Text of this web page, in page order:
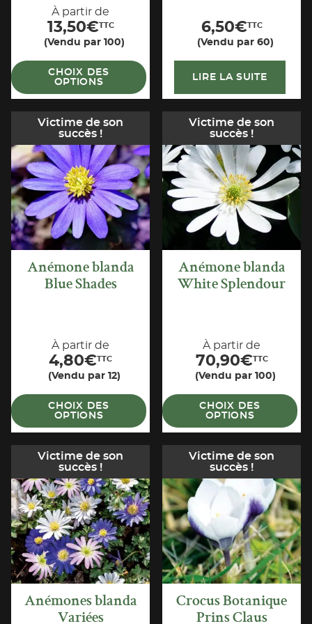
À partir de
13,50€TTC
(Vendu par 100)
CHOIX DES
OPTIONS
6,50€TTC
(Vendu par 60)
LIRE LA SUITE
Victime de son
succès !
Anémone blanda
Blue Shades
À partir de
4,80€TTC
(Vendu par 12)
CHOIX DES
OPTIONS
APERÇU
RAPIDE
Victime de son
succès !
Anémone blanda
White Splendour
À partir de
70,90€TTC
(Vendu par 100)
CHOIX DES
OPTIONS
APERÇU
RAPIDE
Victime de son
succès !
Anémones blanda
Variées
APERÇU
RAPIDE
Victime de son
succès !
Crocus Botanique
Prins Claus
APERÇU
RAPIDE